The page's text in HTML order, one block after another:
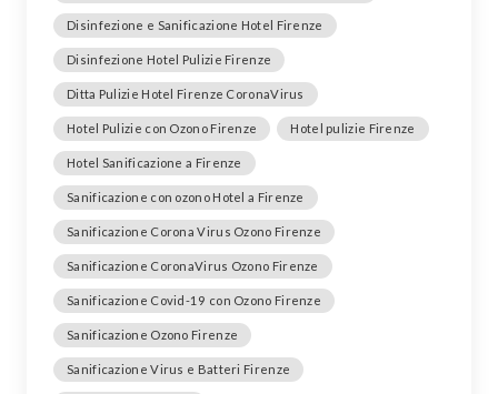
Disinfezione e Sanificazione Hotel Firenze
Disinfezione Hotel Pulizie Firenze
Ditta Pulizie Hotel Firenze CoronaVirus
Hotel Pulizie con Ozono Firenze Hotel pulizie Firenze
Hotel Sanificazione a Firenze
Sanificazione con ozono Hotel a Firenze
Sanificazione Corona Virus Ozono Firenze
Sanificazione CoronaVirus Ozono Firenze
Sanificazione Covid-19 con Ozono Firenze
Sanificazione Ozono Firenze
Sanificazione Virus e Batteri Firenze